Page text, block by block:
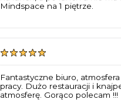
Mindspace na 1 piętrze.
Fantastyczne biuro,
pracy. Dużo restauracji i
atmosferę. Gorąco polecam !!!